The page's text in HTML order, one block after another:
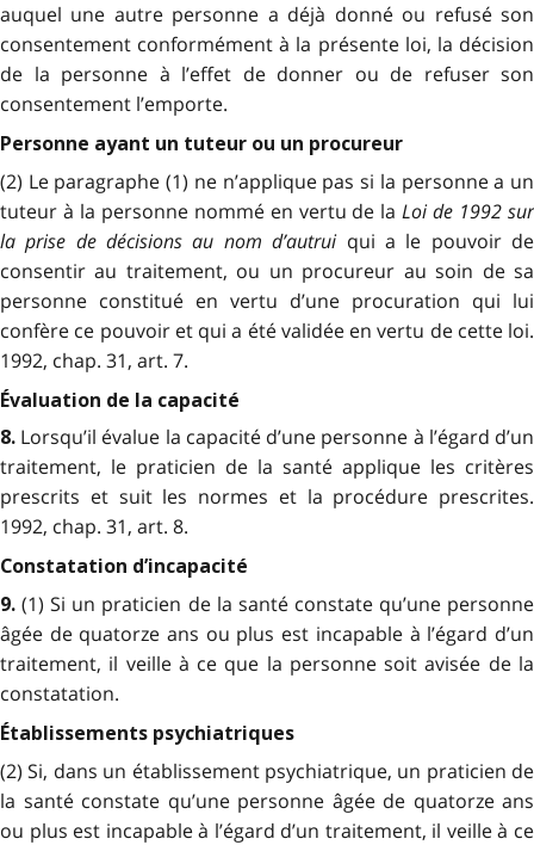
auquel une autre personne a déjà donné ou refusé son
consentement conformément à la présente loi, la décision
de la personne à l’effet de donner ou de refuser son
consentement l’emporte.
Personne ayant un tuteur ou un procureur
(2) Le paragraphe (1) ne n’applique pas si la personne a un
tuteur à la personne nommé en vertu de laLoi de 1992 sur
la prise de décisions au nom d’autruiqui a le pouvoir de
consentir au traitement, ou un procureur au soin de sa
personne constitué en vertu d’une procuration qui lui
confère ce pouvoir et qui a été validée en vertu de cette loi.
1992, chap. 31, art. 7.
Évaluation de la capacité
8. Lorsqu’il évalue la capacité d’une personne à l’égard d’un
traitement, le praticien de la santé applique les critères
prescrits et suit les normes et la procédure prescrites.
1992, chap. 31, art. 8.
Constatation d’incapacité
9.(1) Si un praticien de la santé constate qu’une personne
âgée de quatorze ans ou plus est incapable à l’égard d’un
traitement, il veille à ce que la personne soit avisée de la
constatation.
Établissements psychiatriques
(2) Si, dans un établissement psychiatrique, un praticien de
la santé constate qu’une personne âgée de quatorze ans
ou plus est incapable à l’égard d’un traitement, il veille à ce